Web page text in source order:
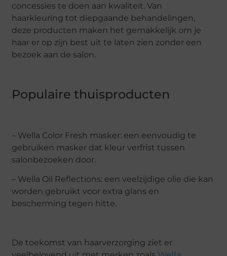
concessies te doen aan kwaliteit. Van
haarkleuring tot diepgaande behandelingen,
deze producten maken het gemakkelijk om je
haar er op zijn best uit te laten zien zonder een
bezoek aan de salon.
Populaire thuisproducten
– Wella Color Fresh masker: een eenvoudig te
gebruiken masker dat kleur verfrist tussen
salonbezoeken door.
– Wella Oil Reflections: een veelzijdige olie die kan
worden gebruikt voor extra glans en
bescherming tegen hitte.
De toekomst van haarverzorging ziet er